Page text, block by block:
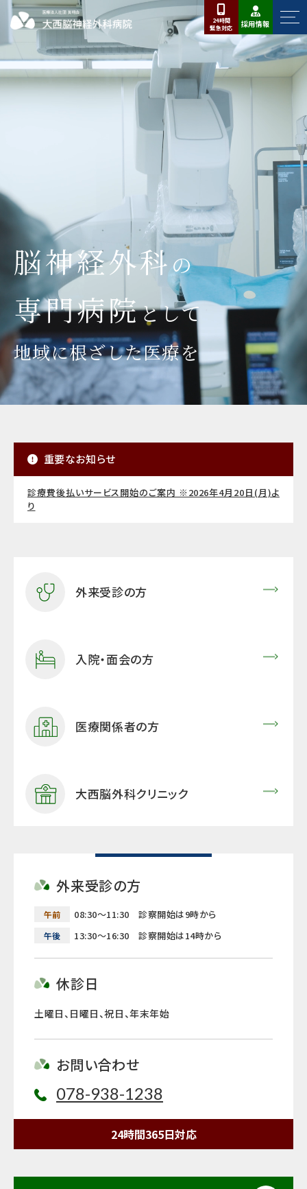
24時間
緊急対応 採用情報
脳神経外科 の
専門病院として
地域に根ざした医療を
重要なお知らせ
診療費後払いサービス開始のご案内 ※2026年4月20日(月)よ
り
外来受診の方
入院・面会の方
医療関係者の方
大西脳外科クリニック
外来受診の方
午前 08:30～11:30 診察開始は9時から
午後 13:30～16:30 診察開始は14時から
休診日
土曜日、日曜日、祝日、年末年始
お問い合わせ
078-938-1238
24時間365日対応